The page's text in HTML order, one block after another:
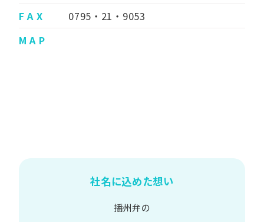
F A X
0795・21・9053
M A P
社名に込めた想い
播州弁の